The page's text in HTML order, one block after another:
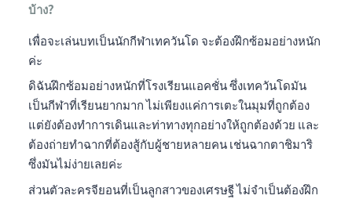
บ้าง?
เพื่อจะเล่นบทเป็นนักกีฬาเทควันโด จะต้องฝึกซ้อมอย่างหนัก
ค่ะ
ดิฉันฝึกซ้อมอย่างหนักที่โรงเรียนแอคชั่น ซึ่งเทควันโดมัน
เป็นกีฬาที่เรียนยากมาก ไม่เพียงแค่การเตะในมุมที่ถูกต้อง
แต่ยังต้องทำการเดินและท่าทางทุกอย่างให้ถูกต้องด้วย และ
ต้องถ่ายทำฉากที่ต้องสู้กับผู้ชายหลายคน เช่นฉากตาชิมาริ
ซึ่งมันไม่ง่ายเลยค่ะ
ส่วนตัวละครจียอนที่เป็นลูกสาวของเศรษฐี ไม่จำเป็นต้องฝึก